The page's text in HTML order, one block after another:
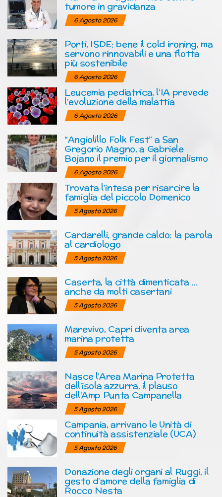
tumore in gravidanza
6 Agosto 2026
Porti, ISDE: bene il cold ironing, ma
servono rinnovabili e una flotta
più sostenibile
6 Agosto 2026
Leucemia pediatrica, l’IA prevede
l’evoluzione della malattia
6 Agosto 2026
“Angiolillo Folk Fest” a San
Gregorio Magno, a Gabriele
Bojano il premio per il giornalismo
6 Agosto 2026
Trovata l’intesa per risarcire la
famiglia del piccolo Domenico
5 Agosto 2026
Cardarelli, grande caldo: la parola
al cardiologo
5 Agosto 2026
Caserta, la città dimenticata …
anche da molti casertani
5 Agosto 2026
Marevivo, Capri diventa area
marina protetta
5 Agosto 2026
Nasce l’Area Marina Protetta
dell’isola azzurra, il plauso
dell’Amp Punta Campanella
5 Agosto 2026
Campania, arrivano le Unità di
continuità assistenziale (UCA)
5 Agosto 2026
Donazione degli organi al Ruggi, il
gesto d’amore della famiglia di
Rocco Nesta